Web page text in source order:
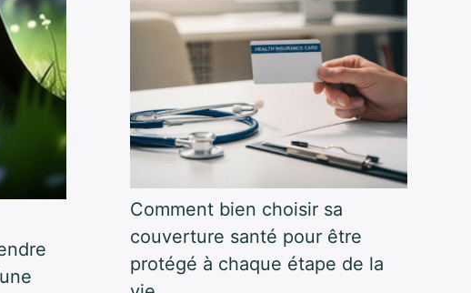
Comment bien choisir sa
couverture santé pour être
protégé à chaque étape de la